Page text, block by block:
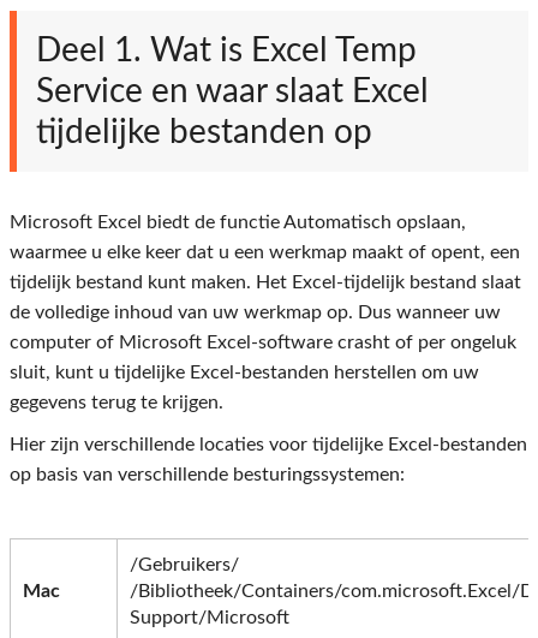
Deel 1. Wat is Excel Temp
Service en waar slaat Excel
tijdelijke bestanden op
Microsoft Excel biedt de functie Automatisch opslaan,
waarmee u elke keer dat u een werkmap maakt of opent, een
tijdelijk bestand kunt maken. Het Excel-tijdelijk bestand slaat
de volledige inhoud van uw werkmap op. Dus wanneer uw
computer of Microsoft Excel-software crasht of per ongeluk
sluit, kunt u tijdelijke Excel-bestanden herstellen om uw
gegevens terug te krijgen.
Hier zijn verschillende locaties voor tijdelijke Excel-bestanden
op basis van verschillende besturingssystemen:
Mac
/Gebruikers/
/Bibliotheek/Containers/com.microsoft.Excel/
Support/Microsoft